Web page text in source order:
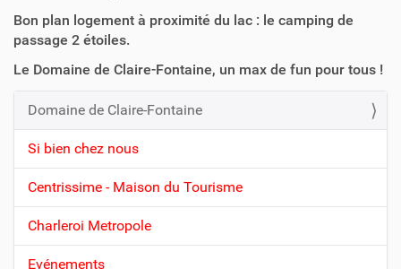
Bon plan logement à proximité du lac : le camping de
passage 2 étoiles.
Le Domaine de Claire-Fontaine, un max de fun pour tous !
N
a
v
i
g
a
Domaine de Claire-Fontaine
Si bien chez nous
Centrissime - Maison du Tourisme
Charleroi Metropole
Evénements